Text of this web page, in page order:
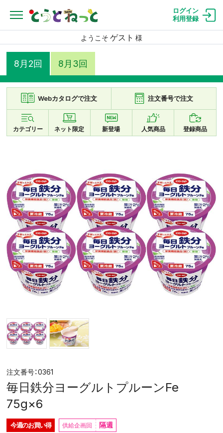
ログイン
利用登録
ようこそ ゲスト 様
8月2回 8月3回
Webカタログで注文 注文番号で注文
カテゴリー ネット限定 新登場 人気商品 登録商品
0361
毎日鉄分ヨーグルトプルーンFe
75g×6
今週のお買い得 隔週